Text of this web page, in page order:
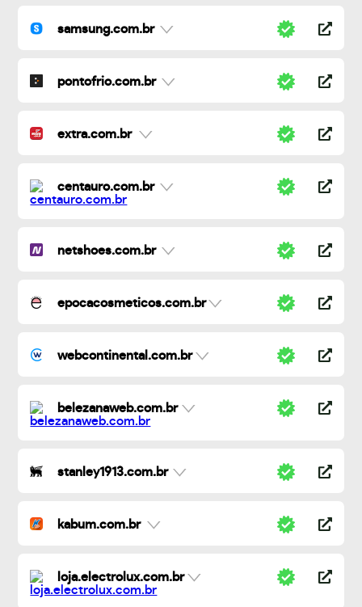
samsung.com.br
pontofrio.com.br
extra.com.br
centauro.com.br
netshoes.com.br
epocacosmeticos.com.br
webcontinental.com.br
belezanaweb.com.br
stanley1913.com.br
kabum.com.br
loja.electrolux.com.br